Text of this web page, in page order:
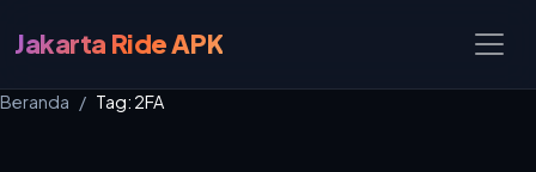
Jakarta Ride APK
Beranda Tag: 2FA